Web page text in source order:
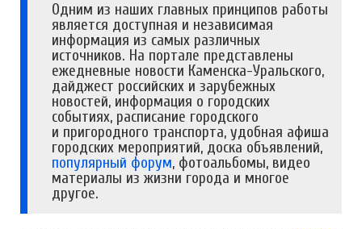
Одним из наших главных принципов работы
является доступная и независимая
информация из самых различных
источников. На портале представлены
ежедневные новости Каменска-Уральского,
дайджест российских и зарубежных
новостей, информация о городских
событиях, расписание городского
и пригородного транспорта, удобная афиша
городских мероприятий, доска объявлений,
популярный форум, фотоальбомы, видео
материалы из жизни города и многое
другое.